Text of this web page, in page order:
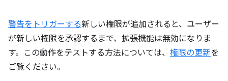
警告をトリガーする新しい権限が追加されると、ユーザー
が新しい権限を承認するまで、拡張機能は無効になりま
す。この動作をテストする方法については、 権限の更新を
ご覧ください。